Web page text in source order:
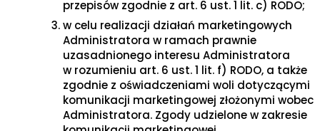
przepisów zgodnie z art. 6 ust. 1 lit. c) RODO;
w celu realizacji działań marketingowych
Administratora w ramach prawnie
uzasadnionego interesu Administratora
w rozumieniu art. 6 ust. 1 lit. f) RODO, a także
zgodnie z oświadczeniami woli dotyczącymi
komunikacji marketingowej złożonymi wobec
Administratora. Zgody udzielone w zakresie